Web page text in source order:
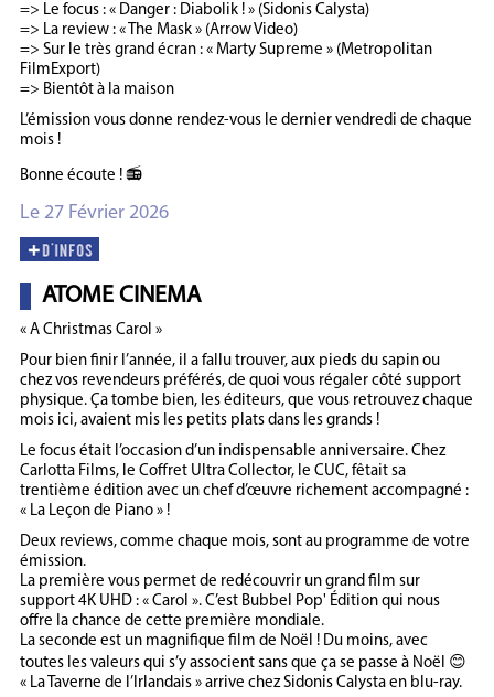
=> Le focus : « Danger : Diabolik ! » (Sidonis Calysta)
=> La review : « The Mask » (Arrow Video)
=> Sur le très grand écran : « Marty Supreme » (Metropolitan
FilmExport)
=> Bientôt à la maison
L’émission vous donne rendez-vous le dernier vendredi de chaque
mois !
Bonne écoute ! 📻
Le 27 Février 2026
ATOME CINEMA
« A Christmas Carol »
Pour bien finir l’année, il a fallu trouver, aux pieds du sapin ou
chez vos revendeurs préférés, de quoi vous régaler côté support
physique. Ça tombe bien, les éditeurs, que vous retrouvez chaque
mois ici, avaient mis les petits plats dans les grands !
Le focus était l’occasion d’un indispensable anniversaire. Chez
Carlotta Films, le Coffret Ultra Collector, le CUC, fêtait sa
trentième édition avec un chef d’œuvre richement accompagné :
« La Leçon de Piano » !
Deux reviews, comme chaque mois, sont au programme de votre
émission.
La première vous permet de redécouvrir un grand film sur
support 4K UHD : « Carol ». C’est Bubbel Pop' Édition qui nous
offre la chance de cette première mondiale.
La seconde est un magnifique film de Noël ! Du moins, avec
toutes les valeurs qui s’y associent sans que ça se passe à Noël 😊
« La Taverne de l’Irlandais » arrive chez Sidonis Calysta en blu-ray.